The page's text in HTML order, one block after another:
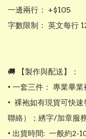
​一邊兩行： +$105
字數限制： 英文每行
​​🚚 【製作與配送】：
• ​一套三件： 專業畢
•  裸袍如有現貨可快
聯絡）；綉字/加章服務
• 出貨時間:  一般約2-